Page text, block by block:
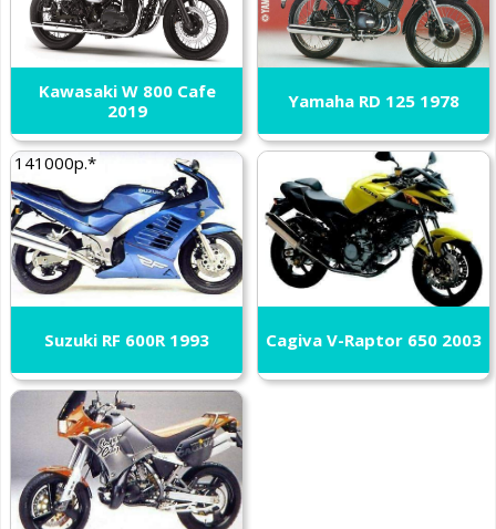
Kawasaki W 800 Cafe
2019
Yamaha RD 125 1978
141000р.*
Suzuki RF 600R 1993 Cagiva V-Raptor 650 2003